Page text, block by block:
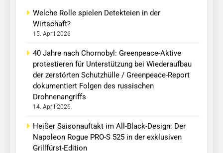
Welche Rolle spielen Detekteien in der
Wirtschaft?
15. April 2026
40 Jahre nach Chornobyl: Greenpeace-Aktive
protestieren für Unterstützung bei Wiederaufbau
der zerstörten Schutzhülle / Greenpeace-Report
dokumentiert Folgen des russischen
Drohnenangriffs
14. April 2026
Heißer Saisonauftakt im All-Black-Design: Der
Napoleon Rogue PRO-S 525 in der exklusiven
Grillfürst-Edition